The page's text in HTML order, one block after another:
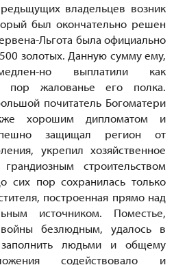
владельцев возник
был окончательно решен
Льгота была официально
золотых. Данную сумму ему,
но выплатили как
пор жалованье его полка.
почитатель Богоматери
хорошим дипломатом и
защищал регион от
укрепил хозяйственное
строительством
сих пор сохранилась только
построенная прямо над
источником. Поместье,
безлюдным, удалось в
людьми и общему
содействовало и